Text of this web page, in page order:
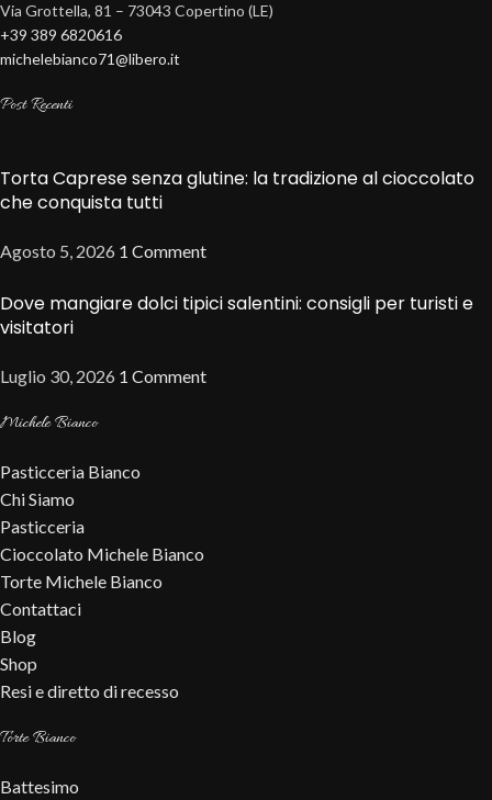
Via Grottella, 81 – 73043 Copertino (LE)
+39 389 6820616
michelebianco71@libero.it
Post Recenti
Torta Caprese senza glutine: la tradizione al cioccolato
che conquista tutti
Agosto 5, 2026 1 Comment
Dove mangiare dolci tipici salentini: consigli per turisti e
visitatori
Luglio 30, 2026 1 Comment
Michele Bianco
Pasticceria Bianco
Chi Siamo
Pasticceria
Cioccolato Michele Bianco
Torte Michele Bianco
Contattaci
Blog
Shop
Resi e diretto di recesso
Torte Bianco
Battesimo